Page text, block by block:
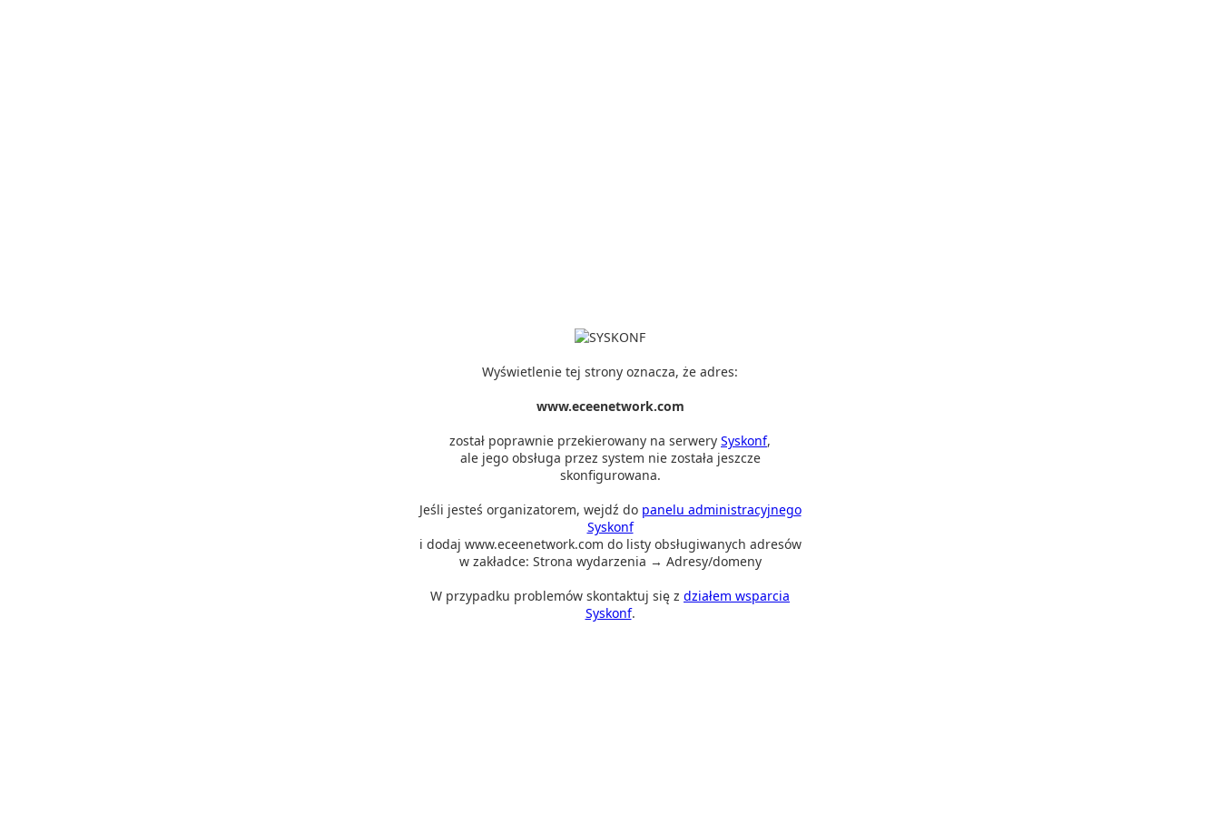
Wyświetlenie tej strony oznacza, że adres:
www.eceenetwork.com
został poprawnie przekierowany na serwery Syskonf,
ale jego obsługa przez system nie została jeszcze
skonfigurowana.
Jeśli jesteś organizatorem, wejdź do panelu administracyjnego
Syskonf
i dodaj www.eceenetwork.com do listy obsługiwanych adresów
w zakładce: Strona wydarzenia → Adresy/domeny
W przypadku problemów skontaktuj się z działem wsparcia
Syskonf.